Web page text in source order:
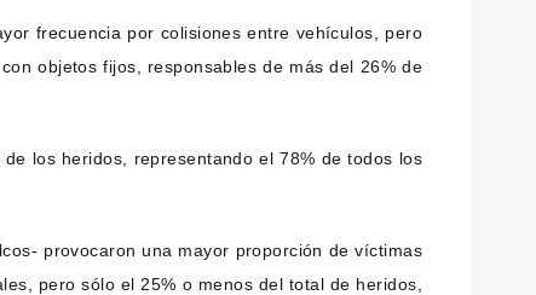
frecuencia por colisiones entre vehículos, pero
objetos fijos, responsables de más del 26% de
los heridos, representando el 78% de todos los
provocaron una mayor proporción de víctimas
pero sólo el 25% o menos del total de heridos,